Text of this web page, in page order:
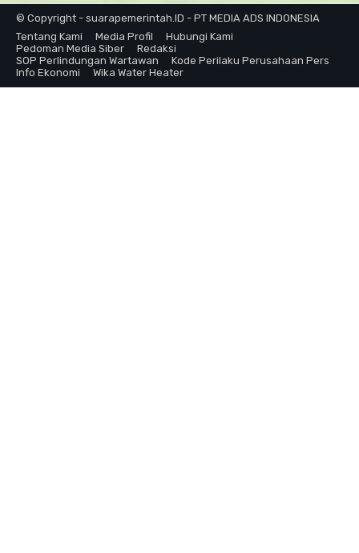
© Copyright - suarapemerintah.ID - PT MEDIA ADS INDONESIA
Tentang Kami
Media Profil
Hubungi Kami
Pedoman Media Siber
Redaksi
SOP Perlindungan Wartawan
Kode Perilaku Perusahaan Pers
Info Ekonomi
Wika Water Heater